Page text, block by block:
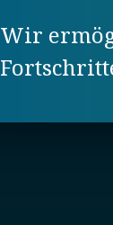
Wir